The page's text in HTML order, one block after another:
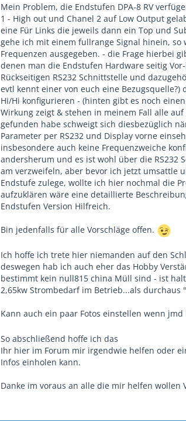
Mein Problem, die Endstufen DPA-8 RV
1 - High out und Chanel 2 auf Low Output
eine Für Links die jeweils dann ein Top und
gehe ich mit einem fullrange Signal hinein,
Frequenzen ausgegeben. - die Frage hierbei
denen man die Endstufen Hardware seitig
Rückseitigen RS232 Schnittstelle und
evtl kennt einer von euch eine
Hi/Hi konfigurieren - (hinten gibt es noch
Wirkung zeigt & stehen in meinem Fall alle
gefunden habe schweigt sich diesbezüglich
Parameter per RS232 und Display vorne
insbesondere auch keine Frequenzweiche
andersherum und es ist wohl über die RS232
am verzweifeln, aber bevor ich jetzt umsattle
Endstufe zulege, wollte ich hier nochmal die
aufzuklären wäre eine detaillierte
Endstufen Version Hilfreich.
Bin jedenfalls für alle Vorschläge offen.
Ich hoffe ich trete hier niemanden auf den
deswegen hab ich auch eher das Hobby
bestimmt kein null815 china Müll sind - ist
2,65kw Strombedarf im Betrieb...als durchaus
Kann auch ein paar Fotos einstellen wenn jmd
So abschließend hoffe ich das
Ihr hier im Forum mir irgendwie helfen oder
Infos einholen kann.
Danke im voraus an alle die mir helfen wollen